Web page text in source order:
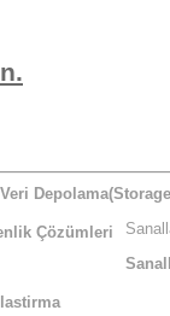
Veri
Çözümleri